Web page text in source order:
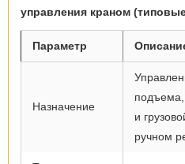
управления краном
Параметр
Назначение
и
ручном